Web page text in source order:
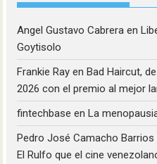
Angel Gustavo Cabrera en
Goytisolo
Frankie Ray enBad Haircut,
2026 con el premio al mejor
fintechbase enLa
Pedro José Camacho Barrios
El Rulfo que el cine